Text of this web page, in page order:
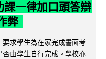
課一律加口頭答辯
弊
求學生為在家完成書面考
由學生自行完成。學校亦